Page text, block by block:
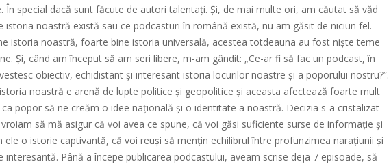
În special dacă sunt făcute de autori talentați. Și, de mai multe ori, am căutat să văd
istoria noastră există sau ce podcasturi în română există, nu am găsit de niciun fel.
istoria noastră, foarte bine istoria universală, acestea totdeauna au fost niște teme
Și, când am început să am seri libere, m-am gândit: „Ce-ar fi să fac un podcast, în
obiectiv, echidistant și interesant istoria locurilor noastre și a poporului nostru?”.
noastră e arenă de lupte politice și geopolitice și aceasta afectează foarte mult
popor să ne creăm o idee națională și o identitate a noastră. Decizia s-a cristalizat
să mă asigur că voi avea ce spune, că voi găsi suficiente surse de informație și
ele o istorie captivantă, că voi reuși să mențin echilibrul între profunzimea narațiunii și
interesantă. Până a începe publicarea podcastului, aveam scrise deja 7 episoade, să